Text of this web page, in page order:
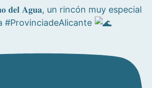
𝐝𝐞𝐥 𝐀𝐠𝐮𝐚, un rincón muy especial
#ProvinciadeAlicante